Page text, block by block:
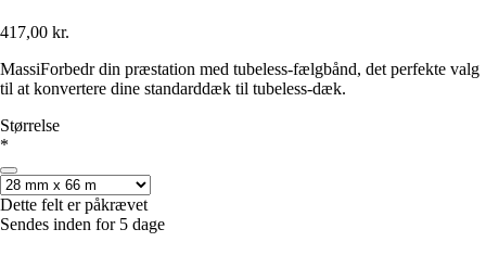
417,00 kr.
MassiForbedr din præstation med tubeless-fælgbånd, det perfekte valg
til at konvertere dine standarddæk til tubeless-dæk.
Størrelse
*
Dette felt er påkrævet
Sendes inden for 5 dage